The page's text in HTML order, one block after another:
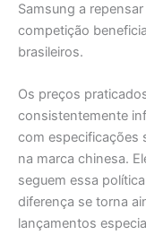
Samsung a
competição
brasileiros.
Os preços
consistentemente
com especificações
na marca chinesa.
seguem essa
diferença se torna
lançamentos